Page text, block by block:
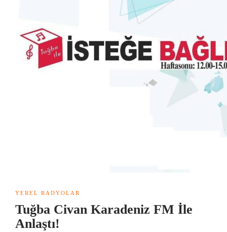
YEREL RADYOLAR
Tuğba Civan Karadeniz FM İle
Anlaştı!